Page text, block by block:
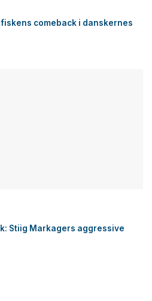
comeback i danskernes
Stiig Markagers aggressive